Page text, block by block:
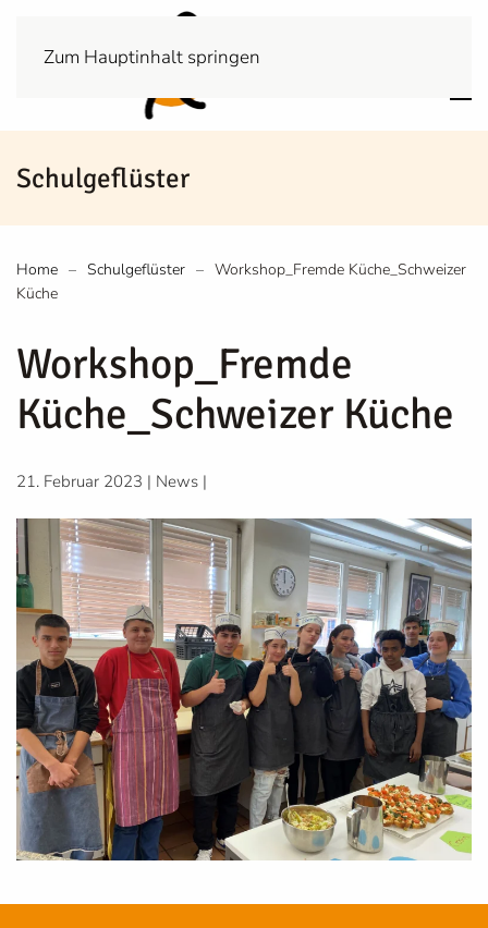
Zum Hauptinhalt springen
Schulgeflüster
Home Schulgeflüster
Workshop_Fremde Küche_Schweizer
Küche
Workshop_Fremde
Küche_Schweizer Küche
21. Februar 2023 | News |